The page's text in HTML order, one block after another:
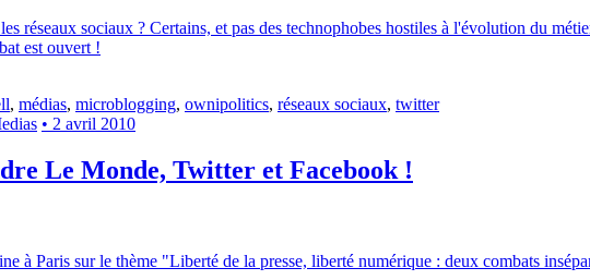
réseaux sociaux ? Certains, et pas des technophobes hostiles à l'évolution du
est ouvert !
, médias, microblogging, ownipolitics, réseaux sociaux, twitter
• 2 avril 2010
Le Monde, Twitter et Facebook !
à Paris sur le thème "Liberté de la presse, liberté numérique : deux combats